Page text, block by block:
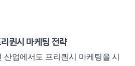
퀀시 마케팅 전략
업에서도 프리퀀시 마케팅을 시